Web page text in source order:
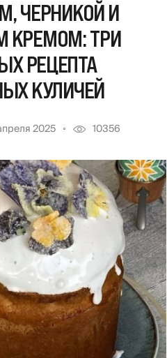
ЧЕРНИКОЙ И
КРЕМОМ: ТРИ
РЕЦЕПТА
КУЛИЧЕЙ
2025 10356